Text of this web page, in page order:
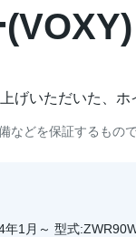
げいただいた、ホ
どを保証するもの
年1月～ 型式